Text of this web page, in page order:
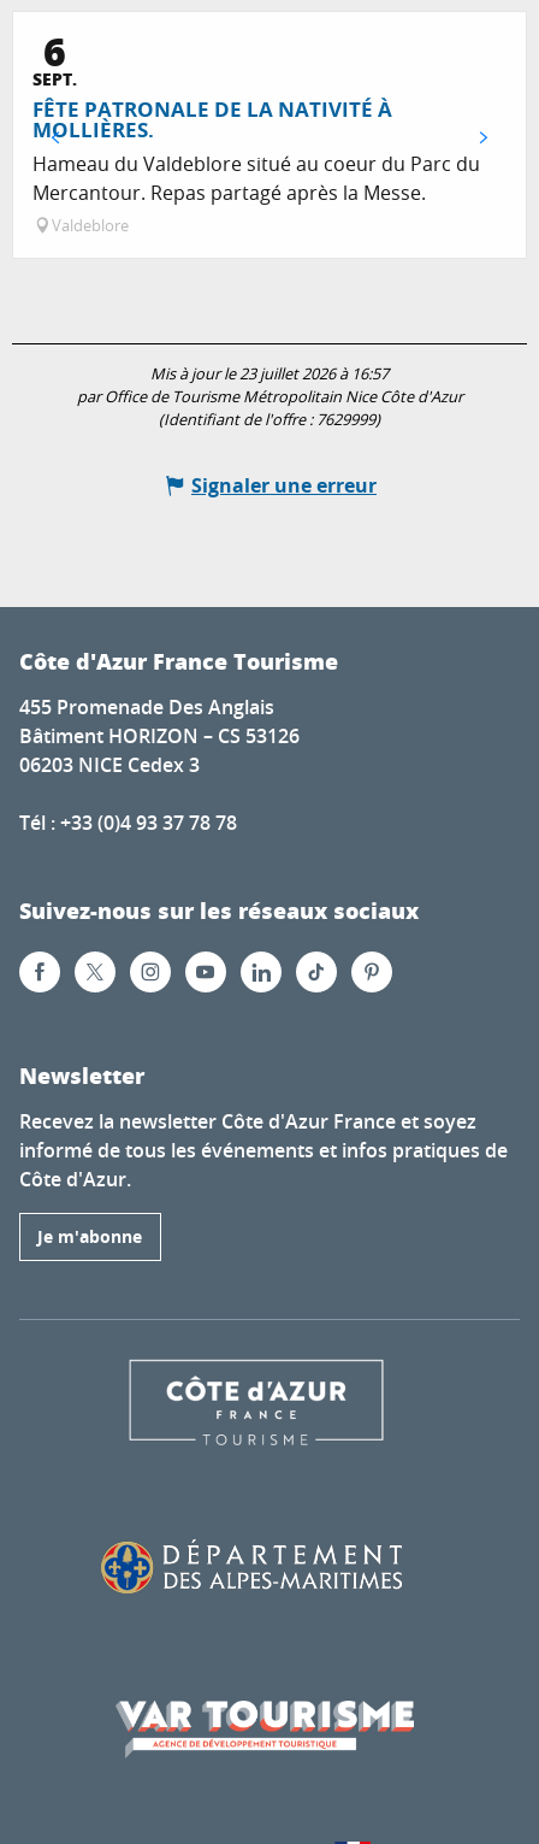
6
SEPT.
FÊTE PATRONALE DE LA NATIVITÉ À
MOLLIÈRES.
Hameau du Valdeblore situé au coeur du Parc du
Mercantour. Repas partagé après la Messe.
Valdeblore
Mis à jour le 23 juillet 2026 à 16:57
par Office de Tourisme Métropolitain Nice Côte d'Azur
(Identifiant de l'offre : 7629999)
Signaler une erreur
Côte d'Azur France Tourisme
455 Promenade Des Anglais
Bâtiment HORIZON – CS 53126
06203 NICE Cedex 3
Tél : +33 (0)4 93 37 78 78
Suivez-nous sur les réseaux sociaux
Newsletter
Recevez la newsletter Côte d'Azur France et soyez
informé de tous les événements et infos pratiques de
Côte d'Azur.
Je m'abonne